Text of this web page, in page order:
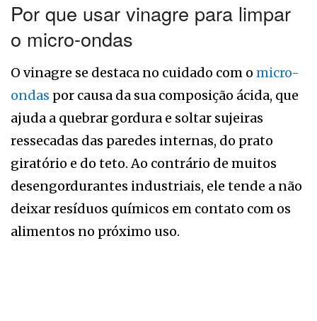
Por que usar vinagre para limpar
o micro-ondas
O vinagre se destaca no cuidado com o micro-
ondas por causa da sua composição ácida, que
ajuda a quebrar gordura e soltar sujeiras
ressecadas das paredes internas, do prato
giratório e do teto. Ao contrário de muitos
desengordurantes industriais, ele tende a não
deixar resíduos químicos em contato com os
alimentos no próximo uso.